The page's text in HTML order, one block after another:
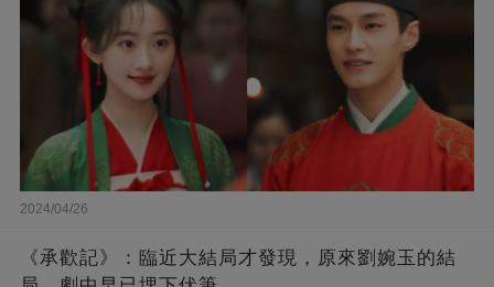
2024/04/26
《承歡記》：臨近大結局才發現，原來劉婉玉的結